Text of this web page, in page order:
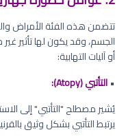
تتضمن هذه الفئة الأمراض
الجسم، وقد يكون لها تأثير
أو آليات التهابية:
•التأتبي (Atopy):
يُشير مصطلح "التأتبي" إلى
يرتبط التأتبي بشكل وثيق